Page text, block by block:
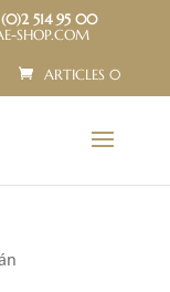
514 95 00
SHOP.COM
ARTICLES 0